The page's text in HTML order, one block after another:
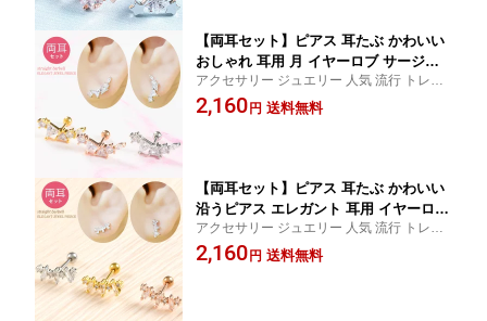
【両耳セット】ピアス 耳たぶ かわいい
おしゃれ 耳用 月 イヤーロブ サージカ
ルステンレス 金属アレルギー対応 シル
バー ゴールド ピンクゴールド キュービ
アクセサリー ジュエリー 人気 流行 トレン
ド おしゃれ ブランド 女性 かわいい シンプ
ル オフィス
2,160円 送料無料
【両耳セット】ピアス 耳たぶ かわいい
沿うピアス エレガント 耳用 イヤーロブ
サージカルステンレス 金属アレルギー
対応 シルバー ゴールド ピンクゴールド
アクセサリー ジュエリー 人気 流行 トレン
ド おしゃれ ブランド 女性 かわいい シンプ
ル オフィス
2,160円 送料無料